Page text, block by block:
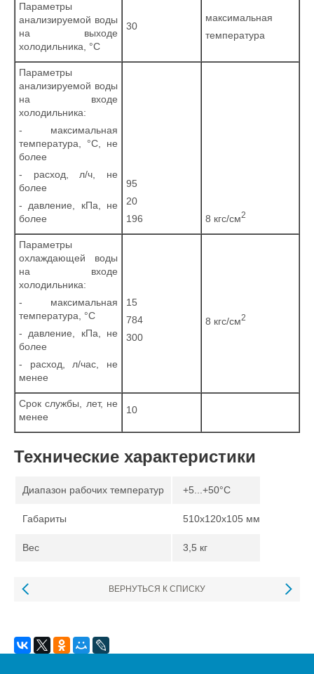
Параметры
анализируемой воды
на выходе
холодильника, °С
30
максимальная
температура
Параметры
анализируемой воды
на входе
холодильника:
- максимальная
температура, °С, не
более
- расход, л/ч, не
более
- давление, кПа, не
более
95
20
196
8 кгс/см2
Параметры
охлаждающей воды
на входе
холодильника:
- максимальная
температура, °С
- давление, кПа, не
более
- расход, л/час, не
менее
15
784
300
8 кгс/см2
Срок службы, лет, не
менее
10
Технические характеристики
Диапазон рабочих температур +5...+50°С
Габариты 510х120х105 мм
Вес 3,5 кг
ВЕРНУТЬСЯ К СПИСКУ